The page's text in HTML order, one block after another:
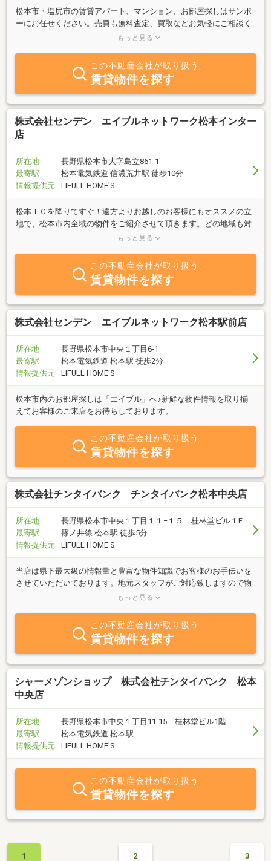
松本市・塩尻市の賃貸アパート、マンション、お部屋探しはサンポ
ーにお任せください。売買も無料査定、買取などお気軽にご相談く
ださい。当店は中央道松本インターチェンジから松本駅方面へ１つ
もっと見る
この不動産会社が取り扱う
賃貸物件を探す
株式会社センデン エイブルネットワーク松本インター
店
所在地
長野県松本市大字島立861-1
最寄駅
松本電気鉄道 信濃荒井駅 徒歩10分
情報提供元
LIFULL HOME'S
松本ＩＣを降りてすぐ！遠方よりお越しのお客様にもオススメの立
地で、松本市内全域の物件をご紹介させて頂きます。どの地域も対
応できるスタッフが揃っておりますので、まずは松本インター店に
もっと見る
この不動産会社が取り扱う
賃貸物件を探す
株式会社センデン エイブルネットワーク松本駅前店
所在地
長野県松本市中央１丁目6-1
最寄駅
松本電気鉄道 松本駅 徒歩2分
情報提供元
LIFULL HOME'S
松本市内のお部屋探しは「エイブル」へ♪新鮮な物件情報を取り揃
えてお客様のご来店をお待ちしております。
この不動産会社が取り扱う
賃貸物件を探す
株式会社チンタイバンク チンタイバンク松本中央店
所在地
長野県松本市中央１丁目１１−１５ 桂林堂ビル１F
最寄駅
篠ノ井線 松本駅 徒歩5分
情報提供元
LIFULL HOME'S
当店は県下最大級の情報量と豊富な物件知識でお客様のお手伝いを
させていただいております。地元スタッフがご対応致しますので物
件以外の地域お役立ち情報もご提供させていただきます。お気軽に
もっと見る
この不動産会社が取り扱う
賃貸物件を探す
シャーメゾンショップ 株式会社チンタイバンク 松本
中央店
所在地
長野県松本市中央１丁目11-15 桂林堂ビル1階
最寄駅
松本電気鉄道 松本駅
情報提供元
LIFULL HOME'S
この不動産会社が取り扱う
賃貸物件を探す
1 2 3